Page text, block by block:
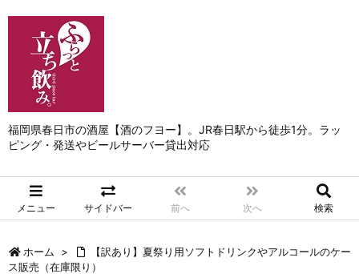
福岡県春日市の酒屋【酒のフヨー】。JR春日駅から徒歩1分。ラッ
ピング・発送やビールサーバー貸出対応
メニュー サイドバー 前へ 次へ 検索
ホーム >
【訳あり】夏祭り用ソフトドリンクやアルコールのケー
ス販売（在庫限り）